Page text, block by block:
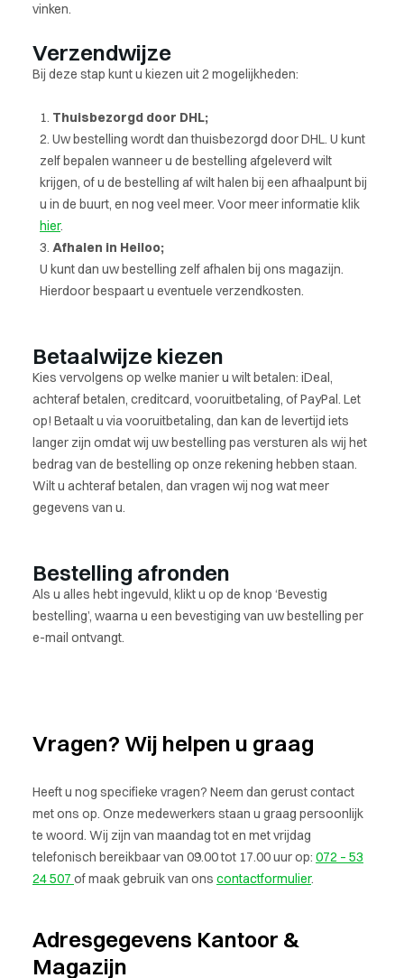
vinken.
Verzendwijze
Bij deze stap kunt u kiezen uit 2 mogelijkheden:
Thuisbezorgd door DHL;
Uw bestelling wordt dan thuisbezorgd door DHL. U kunt
zelf bepalen wanneer u de bestelling afgeleverd wilt
krijgen, of u de bestelling af wilt halen bij een afhaalpunt bij
u in de buurt, en nog veel meer. Voor meer informatie klik
hier.
Afhalen in Heiloo;
U kunt dan uw bestelling zelf afhalen bij ons magazijn.
Hierdoor bespaart u eventuele verzendkosten.
Betaalwijze kiezen
Kies vervolgens op welke manier u wilt betalen: iDeal,
achteraf betalen, creditcard, vooruitbetaling, of PayPal. Let
op! Betaalt u via vooruitbetaling, dan kan de levertijd iets
langer zijn omdat wij uw bestelling pas versturen als wij het
bedrag van de bestelling op onze rekening hebben staan.
Wilt u achteraf betalen, dan vragen wij nog wat meer
gegevens van u.
Bestelling afronden
Als u alles hebt ingevuld, klikt u op de knop ‘Bevestig
bestelling’, waarna u een bevestiging van uw bestelling per
e-mail ontvangt.
Vragen? Wij helpen u graag
Heeft u nog specifieke vragen? Neem dan gerust contact
met ons op. Onze medewerkers staan u graag persoonlijk
te woord. Wij zijn van maandag tot en met vrijdag
telefonisch bereikbaar van 09.00 tot 17.00 uur op: 072 – 53
24 507 of maak gebruik van ons contactformulier.
Adresgegevens Kantoor &
Magazijn